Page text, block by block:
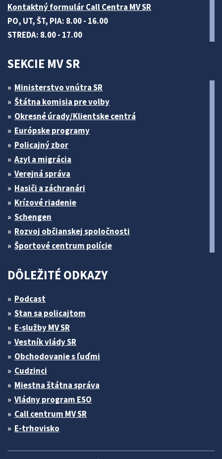
Kontaktný formulár Call Centra MV SR
PO, UT, ŠT, PIA: 8.00 - 16.00
STREDA: 8.00 - 17.00
SEKCIE MV SR
Ministerstvo vnútra SR
Štátna komisia pre volby
Okresné úrady/Klientske centrá
Európske programy
Policajný zbor
Azyl a migrácia
Verejná správa
Hasiči a záchranári
Krízové riadenie
Schengen
Rozvoj občianskej spoločnosti
Športové centrum polície
DÔLEŽITÉ ODKAZY
Podcast
Stan sa policajtom
E-služby MV SR
Vestník vlády SR
Obchodovanie s ľuďmi
Cudzinci
Miestna štátna správa
Vládny program ESO
Call centrum MV SR
E-trhovisko